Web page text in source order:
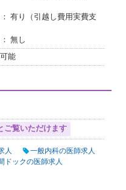
り（引越し費用実費支
無し
能
ご覧いただけます
人
一般内科の医師求人
ドックの医師求人